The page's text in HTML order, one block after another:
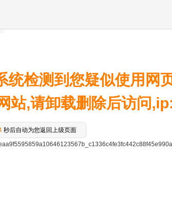
统检测到您疑似使用网
站,请卸载删除后访问
秒后自动为您返回上级页面